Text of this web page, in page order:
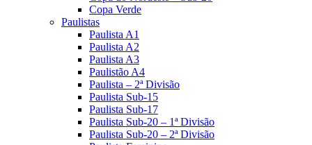
Copa Verde
Paulistas
Paulista A1
Paulista A2
Paulista A3
Paulistão A4
Paulista – 2ª Divisão
Paulista Sub-15
Paulista Sub-17
Paulista Sub-20 – 1ª Divisão
Paulista Sub-20 – 2ª Divisão